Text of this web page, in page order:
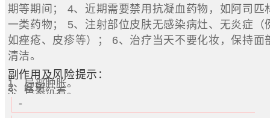
期等期间； 4、近期需要禁用抗凝血药物，如阿司匹
一类药物； 5、注射部位皮肤无感染病灶、无炎症（
如痤疮、皮疹等）； 6、治疗当天不要化妆，保持面
清洁。
副作用及风险提示：
1、局部肿胀。
2、红斑。
3、色素沉着。
-